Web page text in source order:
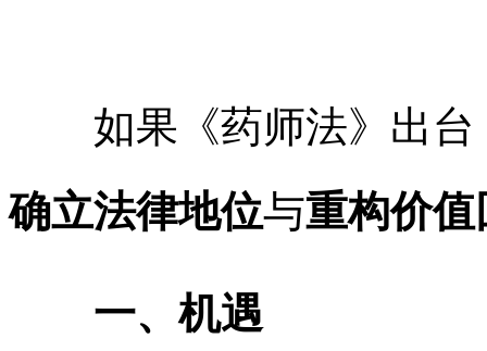
如果《药师法》出台
确立法律地位与重构价值
一、机遇